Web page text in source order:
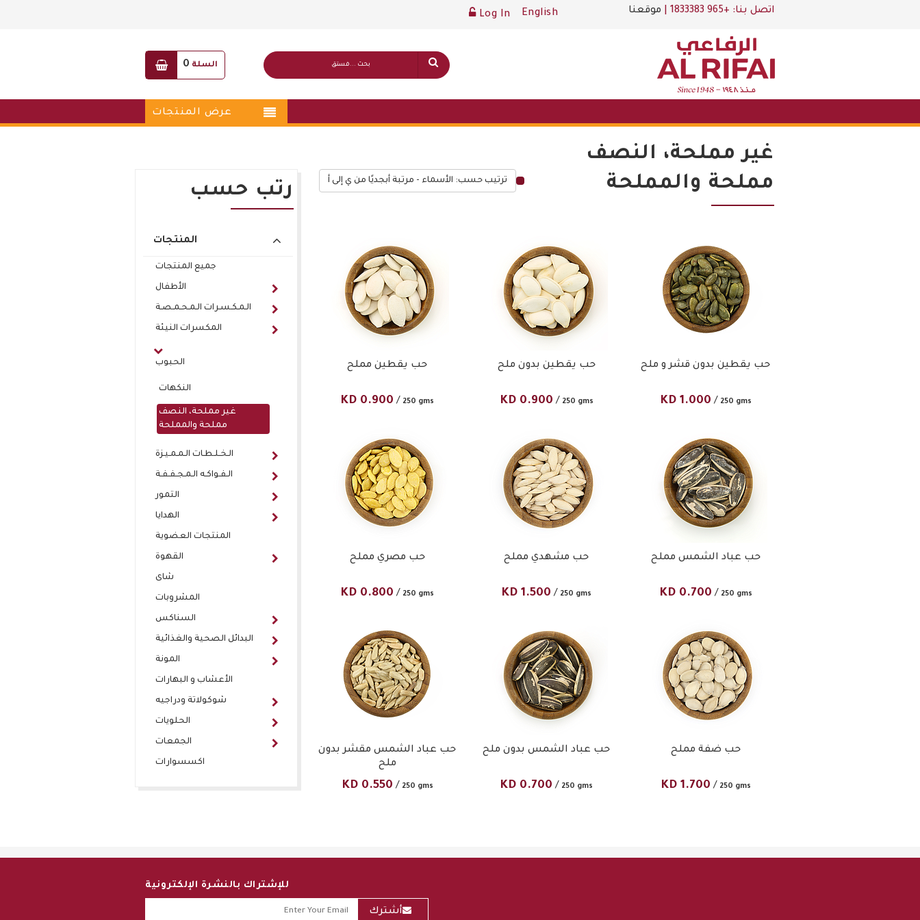
اتصل بنا: +965 1833383 موقعنا Log In English
السلة 0
عرض المنتجات
رتب حسب
المنتجات
جميع المنتجات
الأطفال
الـمـكـسـرات الـمـحـمـصـة
المكسرات النيئة
الحبوب
النكهات
غير مملحة، النصف
مملحة والمملحة
الـخـلـطـات الـمـمـيـزة
الـفـواكـه الـمـجـفـفـة
التمور
الهدايا
المنتجات العضوية
القهوة
شاى
المشروبات
السناكس
البدائل الصحية والغذائية
المونة
الأعشاب و البهارات
شوكولاتة ودراجيه
الحلويات
الجمعات
اكسسوارات
غير مملحة، النصف
مملحة والمملحة
ترتيب حسب: الأسماء - مرتبة أبجديًا من ي إلى أ
حب يقطين مملح
KD 0.900 / 250 gms
حب يقطين بدون ملح
KD 0.900 / 250 gms
حب يقطين بدون قشر و ملح
KD 1.000 / 250 gms
حب مصري مملح
KD 0.800 / 250 gms
حب مشهدي مملح
KD1.500 / 250 gms
حب عباد الشمس مملح
KD 0.700 / 250 gms
حب عباد الشمس مقشر بدون
ملح
KD 0.550 / 250 gms
حب عباد الشمس بدون ملح
KD 0.700 / 250 gms
حب ضفة مملح
KD 1.700 / 250 gms
للإشتراك بالنشرة الإلكترونية
أشترك